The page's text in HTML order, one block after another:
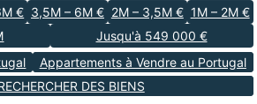
€ 3,5M – 6M € 2M – 3,5M € 1M – 2M €
Jusqu'à 549 000 €
Appartements à Vendre au Portugal
DES BIENS